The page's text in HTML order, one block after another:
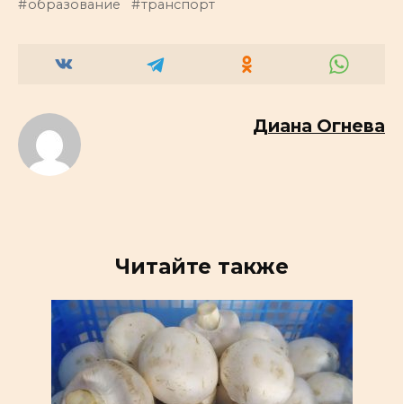
образование транспорт
Диана Огнева
Читайте также